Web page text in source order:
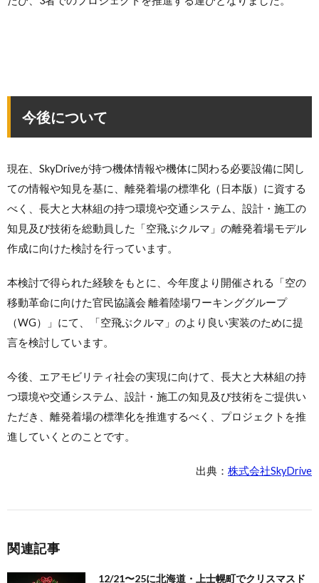
今後について
現在、SkyDriveが持つ機体情報や機体に関わる必要設備に関し
ての情報や知見を基に、離発着場の標準化（日本版）に資する
べく、長大と大林組の持つ環境や交通システム、設計・施工の
知見及び技術を総動員した「空飛ぶクルマ」の離発着場モデル
作成に向けた検討を行っています。
本検討で得られた経験をもとに、今年度より開催される「空の
移動革命に向けた官民協議会 離着陸場ワーキンググループ
（WG）」にて、「空飛ぶクルマ」のより良い実装のために提
言を検討しています。
今後、エアモビリティ社会の実現に向けて、長大と大林組の持
つ環境や交通システム、設計・施工の知見及び技術をご提供い
ただき、離発着場の標準化を推進するべく、プロジェクトを推
進していくとのことです。
出典： 株式会社SkyDrive
関連記事
12/21〜25に北海道・上士幌町でクリスマスド